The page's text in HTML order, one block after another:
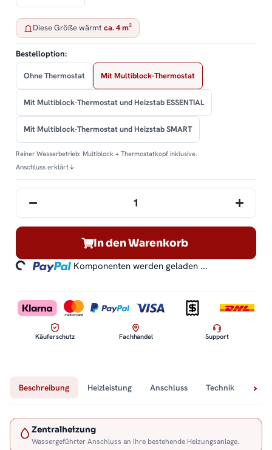
Diese Größe wärmt ca. 4 m²
Bestelloption:
Ohne Thermostat Mit Multiblock-Thermostat
Mit Multiblock-Thermostat und Heizstab ESSENTIAL
Mit Multiblock-Thermostat und Heizstab SMART
Reiner Wasserbetrieb: Multiblock + Thermostatkopf inklusive.
Anschluss erklärt↓
In den Warenkorb
Komponenten werden geladen ...
Käuferschutz Fachhandel Support
Beschreibung Heizleistung Anschluss Technik
Zentralheizung
Wassergeführter Anschluss an Ihre bestehende Heizungsanlage.